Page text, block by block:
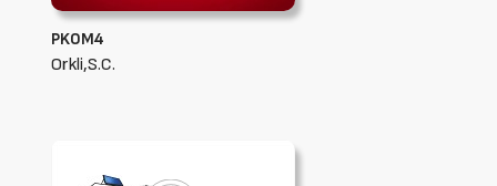
PKOM4
Orkli,S.C.